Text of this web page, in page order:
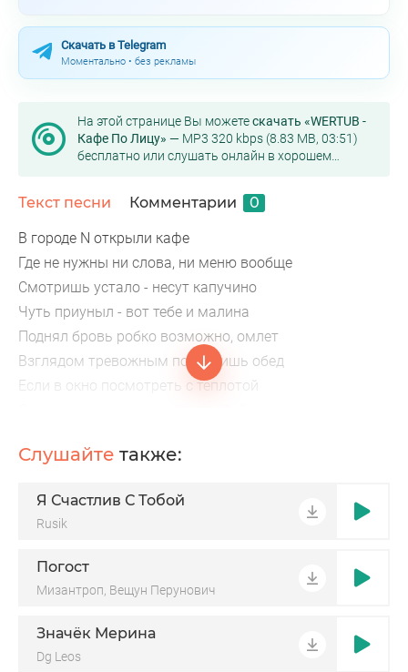
Скачать в Telegram
Моментально • без рекламы
На этой странице Вы можетескачать «WERTUB -
Кафе По Лицу» — MP3 320 kbps (8.83 MB, 03:51)
бесплатно или слушать онлайн в хорошем
Текст песни Комментарии 0
В городе N открыли кафе
Где не нужны ни слова, ни меню вообще
Смотришь устало - несут капучино
Чуть приуныл - вот тебе и малина
Поднял бровь робко возможно, омлет
Взглядом тревожным попросишь обед
Если в окно посмотреть с теплотой
Здесь официант доверяет глазу
Слушайте также:
Я Счастлив С Тобой
Rusik
Погост
Мизантроп, Вещун Перунович
Значёк Мерина
Dg Leos